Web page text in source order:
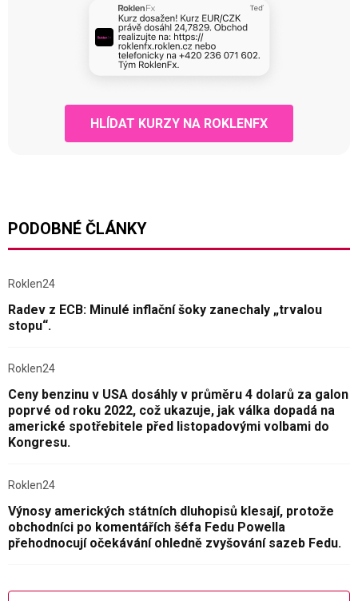
HLÍDAT KURZY NA ROKLENFX
PODOBNÉ ČLÁNKY
Roklen24
Radev z ECB: Minulé inflační šoky zanechaly „trvalou
stopu“.
Roklen24
Ceny benzinu v USA dosáhly v průměru 4 dolarů za galon
poprvé od roku 2022, což ukazuje, jak válka dopadá na
americké spotřebitele před listopadovými volbami do
Kongresu.
Roklen24
Výnosy amerických státních dluhopisů klesají, protože
obchodníci po komentářích šéfa Fedu Powella
přehodnocují očekávání ohledně zvyšování sazeb Fedu.